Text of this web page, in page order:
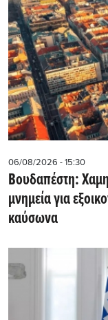
06/08/2026 - 15:30
Βουδαπέστη:
μνημεία για
καύσωνα